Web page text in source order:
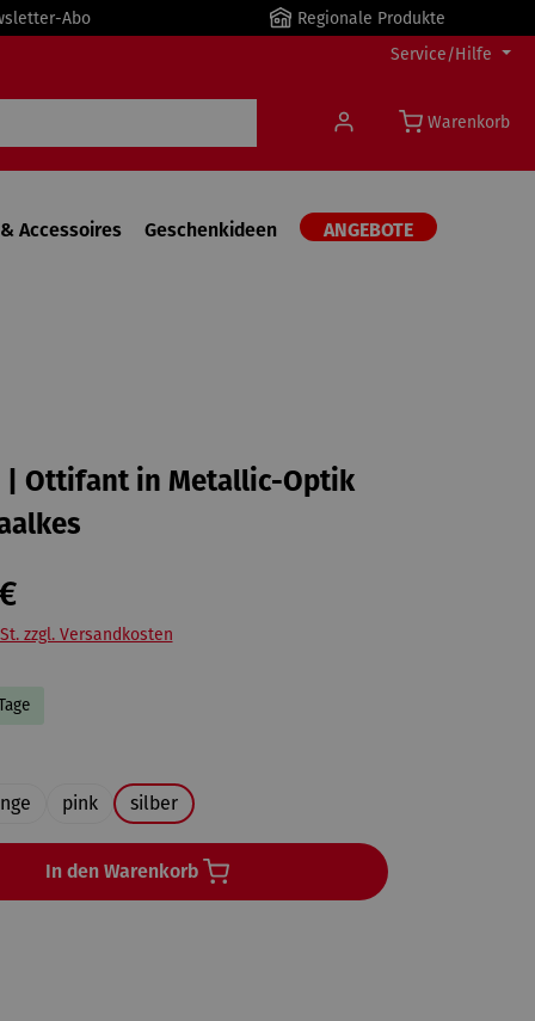
Abo
Regionale Produkte
Service/Hilfe
Warenkorb
Accessoires Geschenkideen ANGEBOTE
Ottifant in Metallic-Optik
zzgl. Versandkosten
pink silber
In den Warenkorb